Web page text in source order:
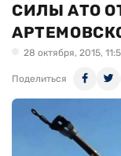
СИЛЫ АТО
28 октября, 2015,
Поделиться